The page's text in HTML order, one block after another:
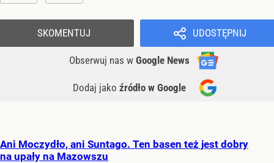
UDOSTĘPNIJ
Obserwuj nas w Google News
Dodaj jako źródło w Google
SKOMENTUJ
Ani Moczydło, ani Suntago. Ten basen też jest dobry
na upały na Mazowszu